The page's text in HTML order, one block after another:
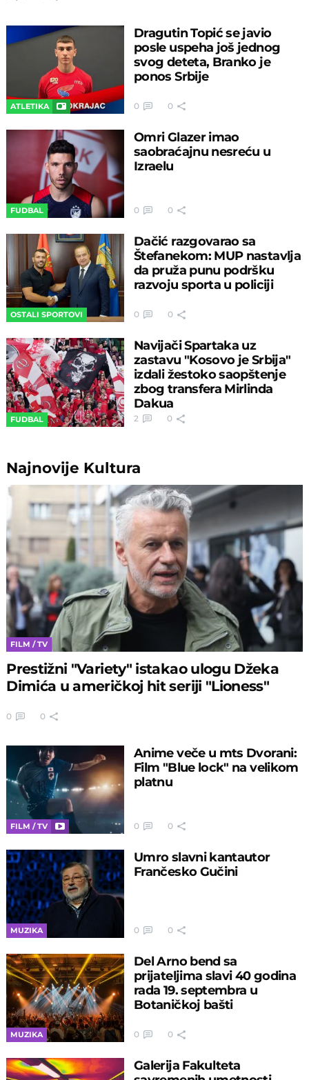
ATLETIKA
Dragutin Topić se javio
posle uspeha još jednog
svog deteta, Branko je
ponos Srbije
0 0
FUDBAL
Omri Glazer imao
saobraćajnu nesreću u
Izraelu
0 0
OSTALI SPORTOVI
Dačić razgovarao sa
Štefanekom: MUP nastavlja
da pruža punu podršku
razvoju sporta u policiji
0 0
FUDBAL
Navijači Spartaka uz
zastavu "Kosovo je Srbija"
izdali žestoko saopštenje
zbog transfera Mirlinda
Dakua
2 0
Najnovije Kultura
FILM / TV
Prestižni "Variety" istakao ulogu Džeka
Dimića u američkoj hit seriji "Lioness"
0 0
FILM / TV
Anime veče u mts Dvorani:
Film "Blue lock" na velikom
platnu
0 0
MUZIKA
Umro slavni kantautor
Frančesko Gučini
0 0
MUZIKA
Del Arno bend sa
prijateljima slavi 40 godina
rada 19. septembra u
Botaničkoj bašti
0 0
Galerija Fakulteta